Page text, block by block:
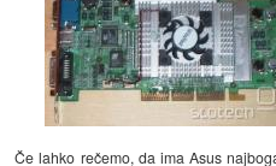
Če lahko rečemo, da ima Asus